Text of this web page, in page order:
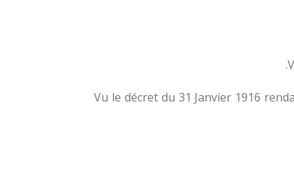
Vu le décret du 31 Janvier 1916